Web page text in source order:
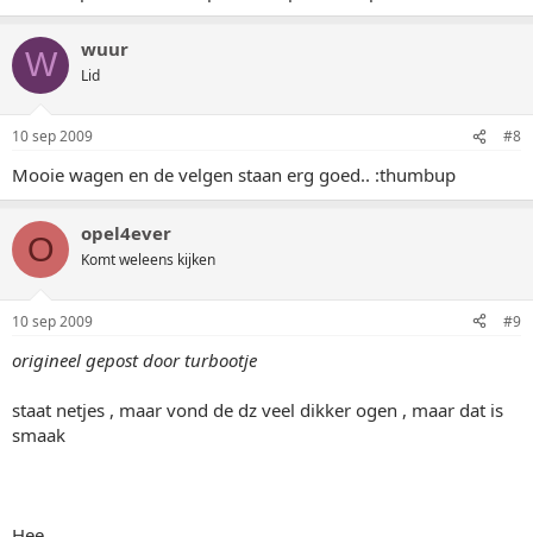
W wuur
Lid
10 sep 2009 #8
Mooie wagen en de velgen staan erg goed.. :thumbup
O opel4ever
Komt weleens kijken
10 sep 2009 #9
origineel gepost door turbootje
staat netjes , maar vond de dz veel dikker ogen , maar dat is
smaak